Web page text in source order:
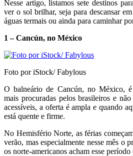
Nesse artigo, listamos sete destinos
ver o sol brilhar, seja para descansar
águas termais ou ainda para caminhar
1 – Cancún, no México
Foto por iStock/ Fabylous
O balneário de Cancún, no México,
mais procuradas pelos brasileiros e
acessíveis, a oferta é ampla e quando
está quente e firme.
No Hemisfério Norte, as férias
verão, mas especialmente nesse mês o
os norte-americanos acham esse período